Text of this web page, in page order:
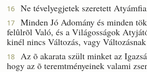
16 Ne tévelyegjetek szeretett
17
Minden Jó Adomány és minden
felûlrõl Való, és a Világosságok
kinél nincs Változás, vagy
18
Az õ akarata szült minket az
hogy az õ teremtményeinek valami